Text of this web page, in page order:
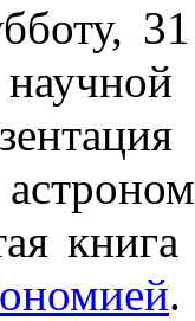
31
книга
.